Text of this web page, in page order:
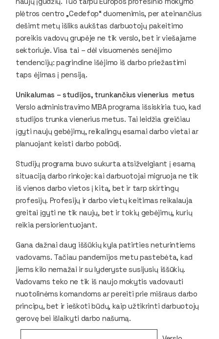
plėtros centro „Cedefop“ duomenimis, per ateinančius
dešimt metų išliks aukštas darbuotojų pakeitimo
poreikis vadovų grupėje ne tik verslo, bet ir viešajame
sektoriuje. Visa tai – dėl visuomenės senėjimo
tendencijų: pagrindine išėjimo iš darbo priežastimi
taps ėjimas į pensiją.
Unikalumas – studijos, trunkančius vienerius metus
Verslo administravimo MBA programa išsiskiria tuo, kad
studijos trunka vienerius metus. Tai leidžia greičiau
įgyti naujų gebėjimų, reikalingų esamai darbo vietai ar
planuojant keisti darbo pobūdį.
Studijų programa buvo sukurta atsižvelgiant į esamą
situaciją darbo rinkoje: kai darbuotojai migruoja ne tik
iš vienos darbo vietos į kitą, bet ir tarp skirtingų
profesijų. Profesijų ir darbo vietų keitimas reikalauja
greitai įgyti ne tik naujų, bet ir tokių gebėjimų, kurių
reikia persiorientuojant.
Gana dažnai daug iššūkių kyla patirties neturintiems
vadovams. Tačiau pandemijos metu pastebėta, kad
jiems kilo nemažai ir su lyderyste susijusių iššūkių.
Vadovams teko ne tik iš naujo mokytis vadovauti
nuotolinėms komandoms ar pereiti prie mišraus darbo
principų, bet ir ieškoti būdų, kaip užtikrinti darbuotojų
gerovę bei išlaikyti darbo našumą.